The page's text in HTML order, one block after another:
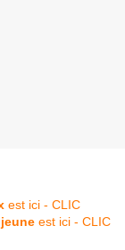
est ici - CLIC
jeune est ici - CLIC